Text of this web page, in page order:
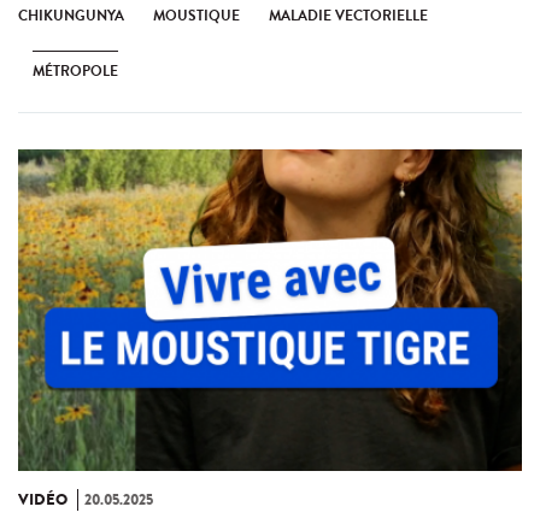
CHIKUNGUNYA MOUSTIQUE MALADIE VECTORIELLE
MÉTROPOLE
VIDÉO 20.05.2025